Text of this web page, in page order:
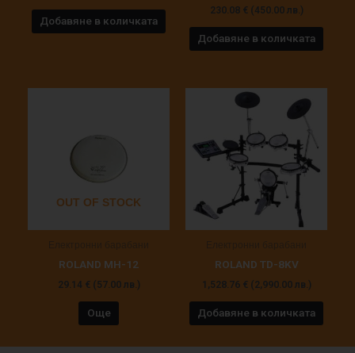
Добавяне в количката
230.08 € (450.00 лв.)
Добавяне в количката
OUT OF STOCK
ROLAND MH-12
29.14 € (57.00 лв.)
Още
ROLAND TD-8KV
1,528.76 € (2,990.00 лв.)
Добавяне в количката